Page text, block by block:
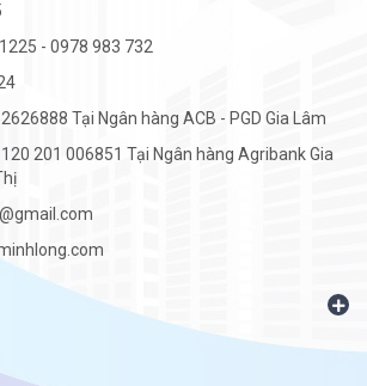
- 0978 983 732
Tại Ngân hàng ACB - PGD Gia Lâm
201 006851 Tại Ngân hàng Agribank Gia